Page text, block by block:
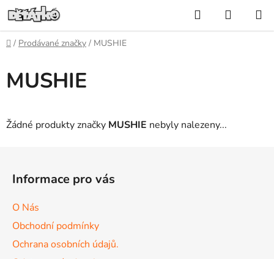
Přejít
na
obsah
Hledat
KOŠÍK
Domů
/ Prodávané značky / MUSHIE
MUSHIE
Žádné produkty značky MUSHIE nebyly nalezeny...
Informace pro vás
O Nás
Obchodní podmínky
Ochrana osobních údajů.